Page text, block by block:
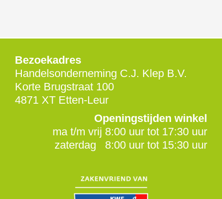
Bezoekadres
Handelsonderneming C.J. Klep B.V.
Korte Brugstraat 100
4871 XT Etten-Leur
Openingstijden winkel
ma t/m vrij 8:00 uur tot 17:30 uur
zaterdag 8:00 uur tot 15:30 uur